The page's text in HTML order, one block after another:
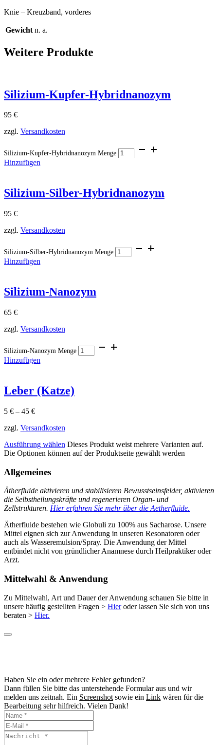
Knie – Kreuzband, vorderes
Gewicht n. a.
Weitere Produkte
Silizium-Kupfer-Hybridnanozym
95 €
zzgl. Versandkosten
Silizium-Kupfer-Hybridnanozym Menge
Hinzufügen
Silizium-Silber-Hybridnanozym
95 €
zzgl. Versandkosten
Silizium-Silber-Hybridnanozym Menge
Hinzufügen
Silizium-Nanozym
65 €
zzgl. Versandkosten
Silizium-Nanozym Menge
Hinzufügen
Leber (Katze)
5 € – 45 €
zzgl. Versandkosten
Ausführung wählen Dieses Produkt weist mehrere Varianten auf.
Die Optionen können auf der Produktseite gewählt werden
Allgemeines
Ätherfluide aktivieren und stabilisieren Bewusstseinsfelder, aktivieren
die Selbstheilungskräfte und regenerieren Organ- und
Zellstrukturen. Hier erfahren Sie mehr über die Aetherfluide.
Ätherfluide bestehen wie Globuli zu 100% aus Sacharose. Unsere
Mittel eignen sich zur Anwendung in unseren Resonatoren oder
auch als Wasseremulsion/Spray. Die Anwendung der Mittel
entbindet nicht von gründlicher Anamnese durch Heilpraktiker oder
Arzt.
Mittelwahl & Anwendung
Zu Mittelwahl, Art und Dauer der Anwendung schauen Sie bitte in
unsere häufig gestellten Fragen > Hieroder lassen Sie sich von uns
beraten > Hier.
Haben Sie ein oder mehrere Fehler gefunden?
Dann füllen Sie bitte das unterstehende Formular aus und wir
melden uns zeitnah. Ein Screenshot sowie ein Link wären für die
Bearbeitung sehr hilfreich. Vielen Dank!